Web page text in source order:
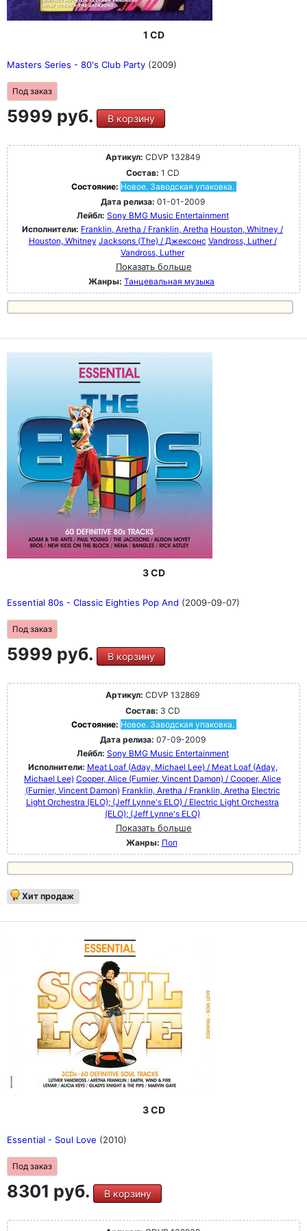
1 CD
Masters Series - 80's Club Party (2009)
Под заказ
5999 руб. В корзину
Артикул: CDVP 132849
Состав: 1 CD
Состояние: Новое. Заводская упаковка.
Дата релиза: 01-01-2009
Лейбл: Sony BMG Music Entertainment
Исполнители: Franklin, Aretha / Franklin, Aretha Houston, Whitney /
Houston, Whitney Jacksons (The) / Джексонс Vandross, Luther /
Vandross, Luther
Показать больше
Жанры: Танцевальная музыка
3 CD
Essential 80s - Classic Eighties Pop And (2009-09-07)
Под заказ
5999 руб. В корзину
Артикул: CDVP 132869
Состав: 3 CD
Состояние: Новое. Заводская упаковка.
Дата релиза: 07-09-2009
Лейбл: Sony BMG Music Entertainment
Исполнители: Meat Loaf (Aday, Michael Lee) / Meat Loaf (Aday,
Michael Lee) Cooper, Alice (Furnier, Vincent Damon) / Cooper, Alice
(Furnier, Vincent Damon) Franklin, Aretha / Franklin, Aretha Electric
Light Orchestra (ELO); (Jeff Lynne's ELO) / Electric Light Orchestra
(ELO); (Jeff Lynne's ELO)
Показать больше
Жанры: Поп
Хит продаж
3 CD
Essential - Soul Love (2010)
Под заказ
8301 руб. В корзину